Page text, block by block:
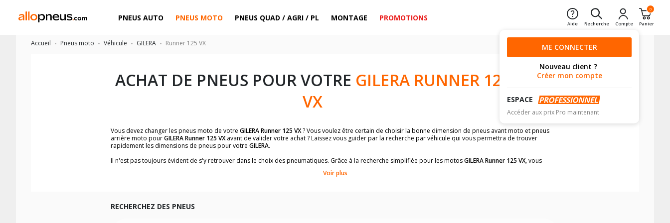
PNEUS AUTO PNEUS MOTO PNEUS QUAD / AGRI / PL MONTAGE PROMOTIONS
Aide Recherche Compte
0
Panier
ME CONNECTER
Nouveau client ?
Créer mon compte
ESPACE
Accéder aux prix Pro maintenant
Accueil Pneus moto Véhicule GILERA Runner 125 VX
ACHAT DE PNEUS POUR VOTRE GILERA RUNNER 125
VX
Vous devez changer les pneus moto de votre GILERA Runner 125 VX? Vous voulez être certain de choisir la bonne dimension de pneus avant moto et pneus
arrière moto pourGILERA Runner 125 VXavant de valider votre achat ? Laissez vous guider par la recherche par véhicule qui vous permettra de trouver
rapidement les dimensions de pneus pour votre GILERA.
Il n'est pas toujours évident de s'y retrouver dans le choix des pneumatiques. Grâce à la recherche simplifiée pour les motosGILERA Runner 125 VX, vous
Vous ne savez pas comment trouver les dimensions de vos pneus ? Ces informations sont indiquées sur le flanc des pneumatiques, dans le carnet de bord de
facilement.
Voir plus
RECHERCHEZ DES PNEUS